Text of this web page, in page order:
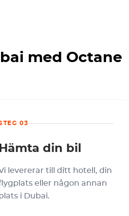
med Octane
03
Hämta din bil
levererar till ditt hotell, din
eller någon annan
i Dubai.